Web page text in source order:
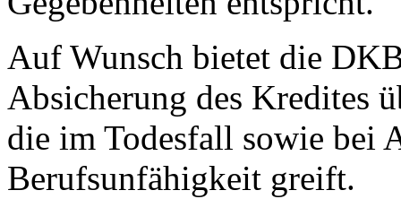
Auf Wunsch bietet die
Absicherung des Kredites
die im Todesfall sowie bei
Berufsunfähigkeit greift.